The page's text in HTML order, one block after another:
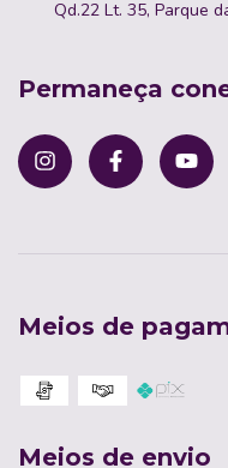
Qd.22 Lt. 35, Parque
Permaneça
Meios de
Meios de envio